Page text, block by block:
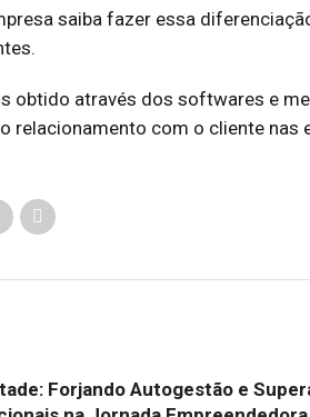
saiba fazer essa
obtido através dos softwares e
relacionamento com o cliente nas
Forjando Autogestão e